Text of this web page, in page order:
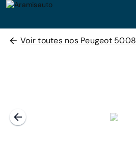
Voir toutes nos Peugeot 5008